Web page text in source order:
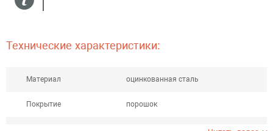
Технические характеристики:
Материал оцинкованная сталь
Покрытие порошок